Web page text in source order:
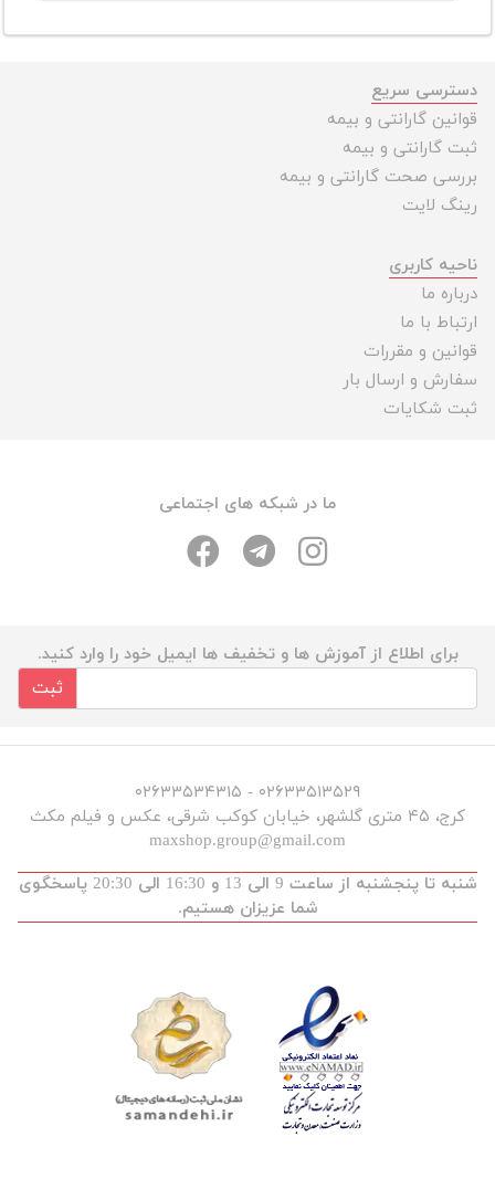
دسترسی سریع
قوانین گارانتی و بیمه
ثبت گارانتی و بیمه
بررسی صحت گارانتی و بیمه
رینگ لایت
ناحیه کاربری
درباره ما
ارتباط با ما
قوانین و مقررات
سفارش و ارسال بار
ثبت شکایات
ما در شبکه های اجتماعی
برای اطلاع از آموزش ها و تخفیف ها ایمیل خود را وارد کنید.
ثبت
۰۲۶۳۳۵۱۳۵۲۹ - ۰۲۶۳۳۵۳۴۳۱۵
کرج، ۴۵ متری گلشهر، خیابان کوکب شرقی، عکس و فیلم مکث
maxshop.group@gmail.com
شنبه تا پنجشنبه از ساعت 9 الی 13 و 16:30 الی 20:30 پاسخگوی
شما عزیزان هستیم.